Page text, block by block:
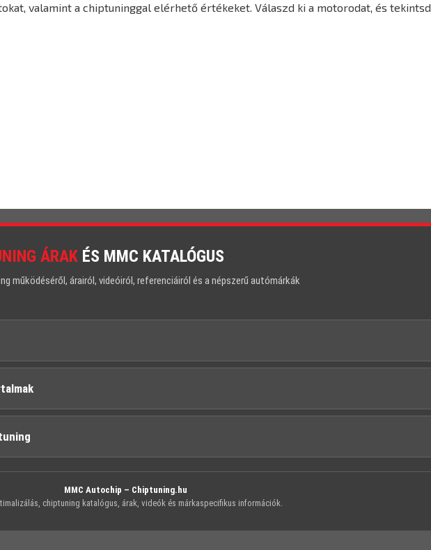
valamint a chiptuninggal elérhető értékeket. Válaszd ki a motorodat, és tekintsd
ÁRAK ÉS MMC KATALÓGUS
működéséről, árairól, videóiról, referenciáiról és a népszerű autómárkák
MMC Autochip – Chiptuning.hu
chiptuning katalógus, árak, videók és márkaspecifikus információk.